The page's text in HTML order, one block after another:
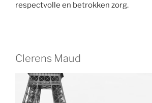
respectvolle en betrokken zorg.
Clerens Maud